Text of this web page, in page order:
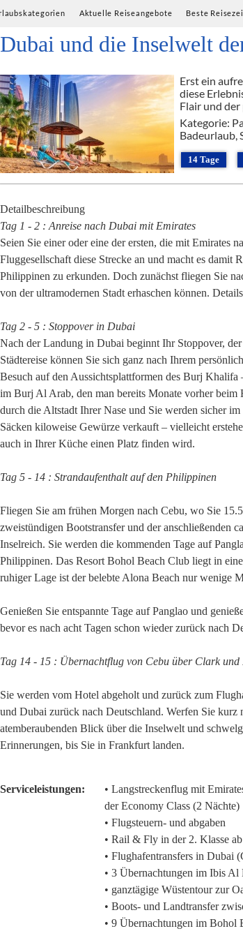
Aktuelle Reiseangebote Beste
Dubai und die Inselwelt
Erst ein
diese
Flair und
Kategorie:
Badeurlaub,
14 Tage
Detailbeschreibung
Tag 1 - 2 : Anreise nach Dubai mit Emirates
Seien Sie einer oder eine der ersten, die mit Emirates
Fluggesellschaft diese Strecke an und macht es damit
Philippinen zu erkunden. Doch zunächst fliegen Sie
von der ultramodernen Stadt erhaschen können.
Tag 2 - 5 : Stoppover in Dubai
Nach der Landung in Dubai beginnt Ihr Stoppover,
Städtereise können Sie sich ganz nach Ihrem
Besuch auf den Aussichtsplattformen des Burj Khalifa
im Burj Al Arab, den man bereits Monate vorher beim
durch die Altstadt Ihrer Nase und Sie werden sicher
Säcken kiloweise Gewürze verkauft – vielleicht
auch in Ihrer Küche einen Platz finden wird.
Tag 5 - 14 : Strandaufenthalt auf den Philippinen
Fliegen Sie am frühen Morgen nach Cebu, wo Sie
zweistündigen Bootstransfer und der anschließenden
Inselreich. Sie werden die kommenden Tage auf
Philippinen. Das Resort Bohol Beach Club liegt in
ruhiger Lage ist der belebte Alona Beach nur wenige
Genießen Sie entspannte Tage auf Panglao und
bevor es nach acht Tagen schon wieder zurück nach
Tag 14 - 15 : Übernachtflug von Cebu über Clark
Sie werden vom Hotel abgeholt und zurück zum
und Dubai zurück nach Deutschland. Werfen Sie kurz
atemberaubenden Blick über die Inselwelt und
Erinnerungen, bis Sie in Frankfurt landen.
Serviceleistungen:
• Langstreckenflug mit
der Economy Class (2 Nächte)
• Flugsteuern- und abgaben
• Rail & Fly in der 2. Klasse
• Flughafentransfers in Dubai
• 3 Übernachtungen im Ibis
• ganztägige Wüstentour zur
• Boots- und Landtransfer
• 9 Übernachtungen im